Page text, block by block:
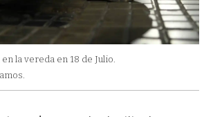
la vereda en 18 de Julio.